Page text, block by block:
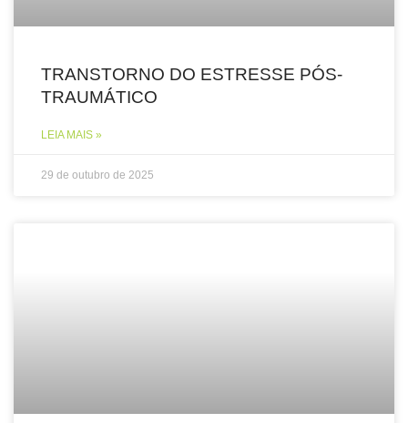
TRANSTORNO DO ESTRESSE PÓS-
TRAUMÁTICO
LEIA MAIS »
29 de outubro de 2025